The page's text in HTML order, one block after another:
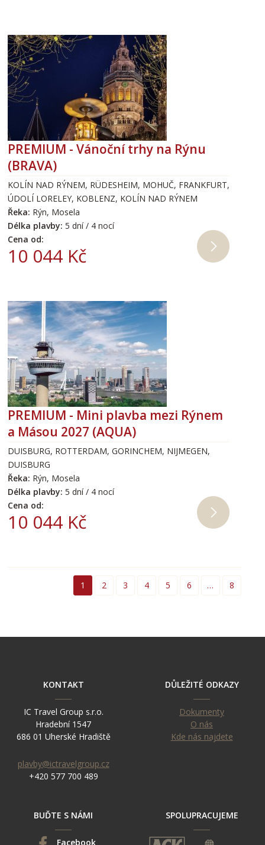
PREMIUM - Vánoční trhy na Rýnu
(BRAVA)
KOLÍN NAD RÝNEM, RÜDESHEIM, MOHUČ, FRANKFURT,
ÚDOLÍ LORELEY, KOBLENZ, KOLÍN NAD RÝNEM
Řeka: Rýn, Mosela
Délka plavby: 5 dní / 4 nocí
Cena od:
10 044 Kč
PREMIUM - Mini plavba mezi Rýnem
a Másou 2027 (AQUA)
DUISBURG, ROTTERDAM, GORINCHEM, NIJMEGEN,
DUISBURG
Řeka: Rýn, Mosela
Délka plavby: 5 dní / 4 nocí
Cena od:
10 044 Kč
1 2 3 4 5 6 … 8
KONTAKT
IC Travel Group s.r.o.
Hradební 1547
686 01 Uherské Hradiště
plavby@ictravelgroup.cz
+420 577 700 489
DŮLEŽITÉ ODKAZY
Dokumenty
O nás
Kde nás najdete
BUĎTE S NÁMI
Facebook
SPOLUPRACUJEME